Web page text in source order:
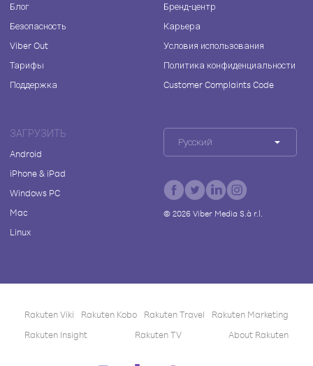
Блог
Безопасность
Viber Out
Тарифы
Поддержка
Бренд-центр
Карьера
Условия использования
Политика конфиденциальности
Customer Complaints Code
ЗАГРУЗИТЬ
Android
iPhone & iPad
Windows PC
Mac
Linux
Русский
© 2026Viber Media S.à r.l.
Rakuten Viki Rakuten Kobo Rakuten Travel
Rakuten Marketing
Rakuten Insight
Rakuten TV About Rakuten